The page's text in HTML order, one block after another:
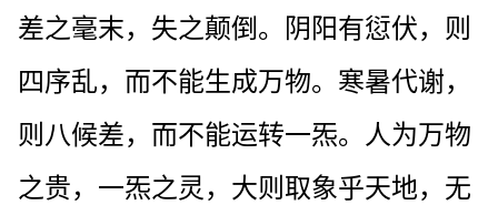
差之毫末，失之颠倒。阴阳有愆伏，则
四序乱，而不能生成万物。寒暑代谢，
则八候差，而不能运转一炁。人为万物
之贵，一炁之灵，大则取象乎天地，无